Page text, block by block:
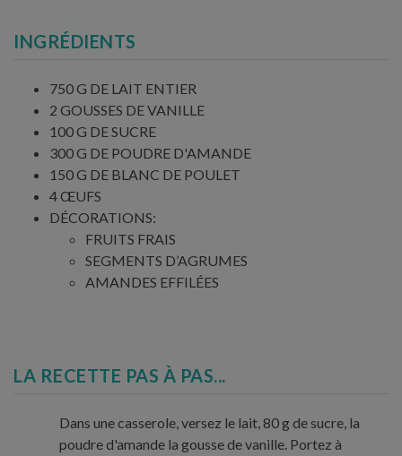
INGRÉDIENTS
750 G DE LAIT ENTIER
2 GOUSSES DE VANILLE
100 G DE SUCRE
300 G DE POUDRE D'AMANDE
150 G DE BLANC DE POULET
4 ŒUFS
DÉCORATIONS:
FRUITS FRAIS
SEGMENTS D’AGRUMES
AMANDES EFFILÉES
LA RECETTE PAS À PAS...
Dans une casserole, versez le lait, 80 g de sucre, la
poudre d'amande la gousse de vanille. Portez à